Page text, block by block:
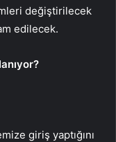
değiştirilecek
edilecek.
giriş yaptığını